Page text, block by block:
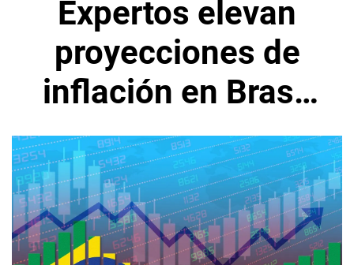
Expertos elevan
proyecciones de
inflación en Brasil
para el año 2023